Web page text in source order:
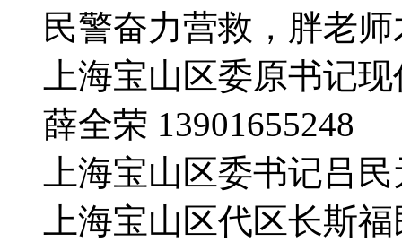
民警奋力营救，胖老
上海宝山区委原书记
薛全荣 13901655248
上海宝山区委书记吕
上海宝山区代区长斯